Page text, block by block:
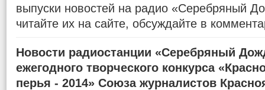
выпуски новостей на радио «Серебряный
читайте их на сайте, обсуждайте в
Новости радиостанции «Серебряный
ежегодного творческого конкурса
перья - 2014» Союза журналистов